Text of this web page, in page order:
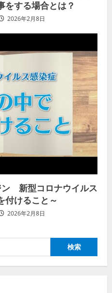
をする場合とは？
2026年2月8日
ン 新型コロナウイルス
付けること～
2026年2月8日